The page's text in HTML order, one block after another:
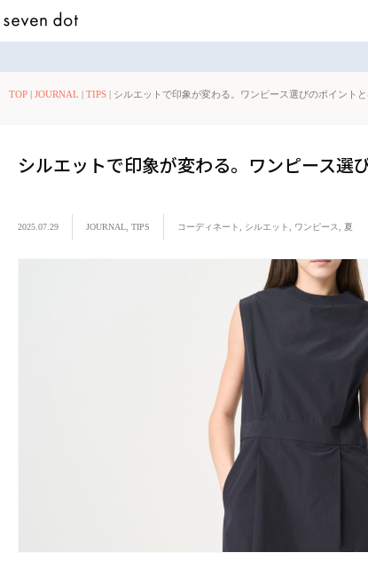
TOP JOURNAL TIPS シルエットで印象が変わる。ワンピース選びのポイントと
シルエットで印象が変わる。ワンピース選
2025.07.29 JOURNAL, TIPS コーディネート, シルエット, ワンピース, 夏